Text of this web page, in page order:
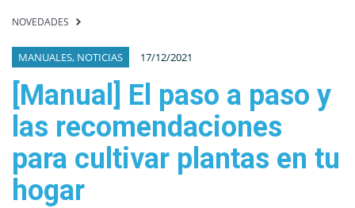
NOVEDADES
MANUALES, NOTICIAS 17/12/2021
[Manual] El paso a paso y
las recomendaciones
para cultivar plantas en tu
hogar